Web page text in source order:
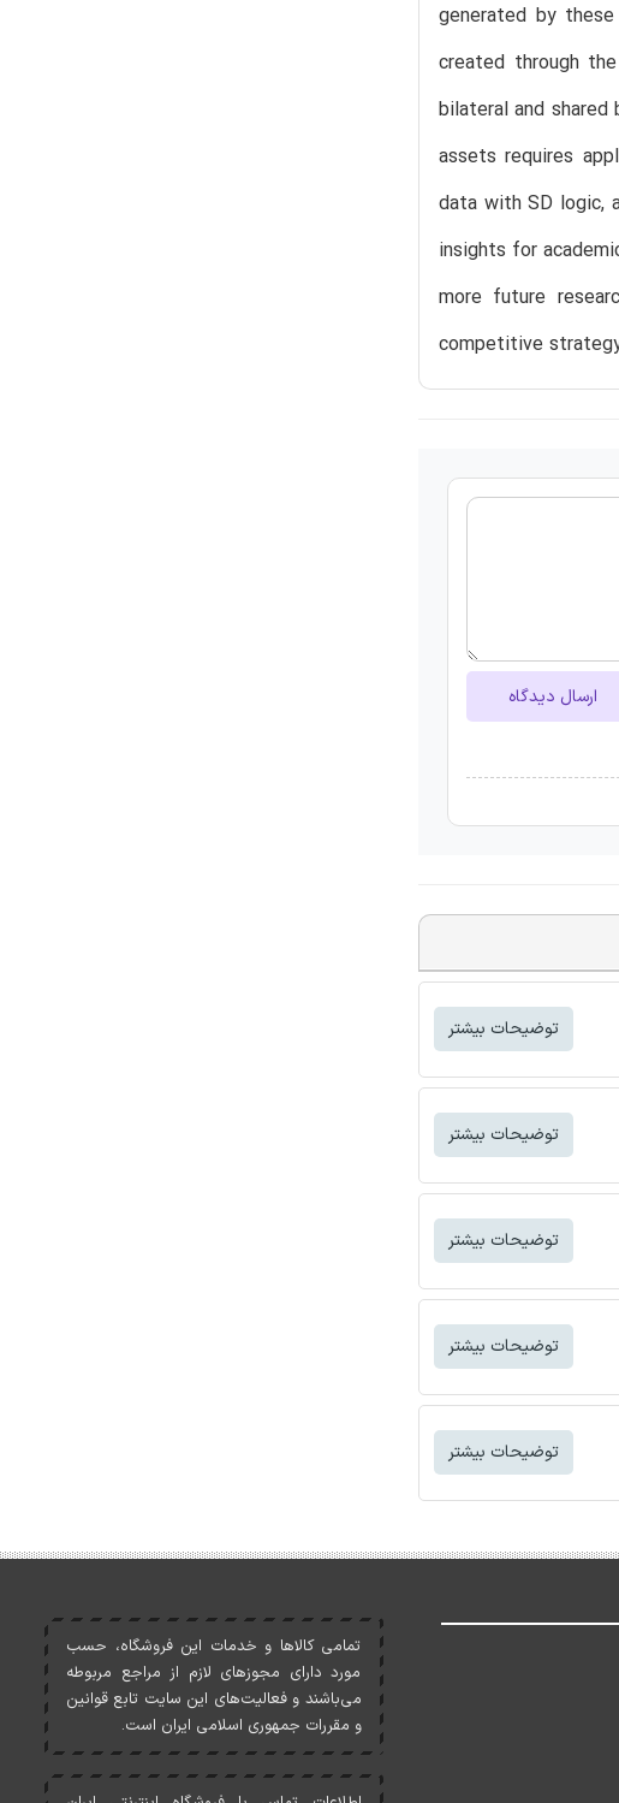
generated by
created through
bilateral and
assets requires
data with SD logic,
insights for
more future
competitive
ارسال دیدگاه
توضیحات بیشتر
توضیحات بیشتر
توضیحات بیشتر
توضیحات بیشتر
توضیحات بیشتر
تمامی کالاها و خدمات اين فروشگاه، حسب
مورد دارای مجوزهای لازم از مراجع مربوطه
می‌باشند و فعاليت‌های اين سايت تابع قوانين
و مقررات جمهوری اسلامی ايران است.